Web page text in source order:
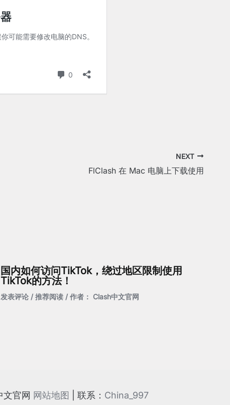
NEXT
FlClash 在 Mac 电脑上下载使用
国内如何访问TikTok，绕过地区限制使用
TikTok的方法！
发表评论 / 推荐阅读/ 作者： Clash中文官网
官网 网站地图 | 联系： China_997